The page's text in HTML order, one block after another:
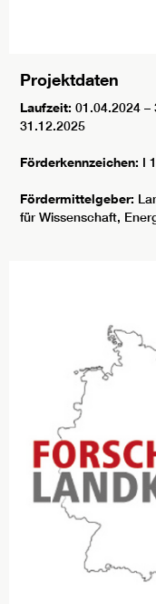
Projektdaten
Laufzeit: 01.04.2024 –
31.12.2025
Förderkennzeichen: I
Fördermittelgeber:
für Wissenschaft,